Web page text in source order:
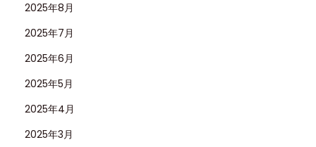
2025年8月
2025年7月
2025年6月
2025年5月
2025年4月
2025年3月